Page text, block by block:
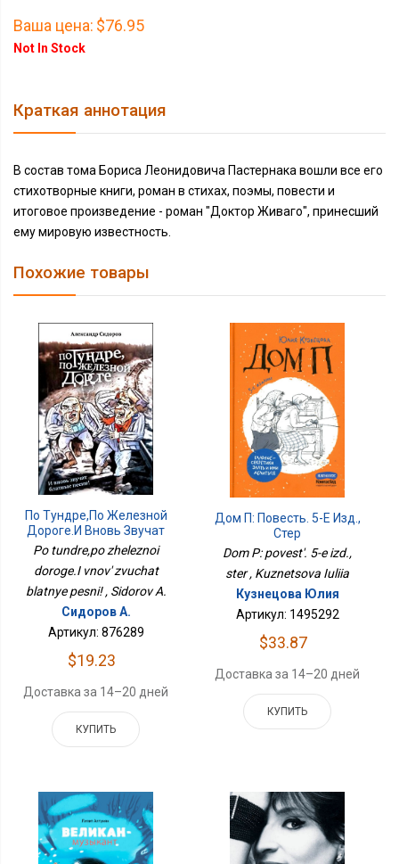
Ваша цена: $76.95
Not In Stock
Краткая аннотация
В состав тома Бориса Леонидовича Пастернака вошли все его
стихотворные книги, роман в стихах, поэмы, повести и
итоговое произведение - роман "Доктор Живаго", принесший
ему мировую известность.
Похожие товары
По Тундре,по Железной
Дороге.И Вновь Звучат
Блатные Песни!
Po tundre,po zheleznoi
doroge.I vnov' zvuchat
blatnye pesni! , Sidorov A.
Сидоров А.
Артикул: 876289
$19.23
Доставка за 14–20 дней
КУПИТЬ
Дом П: Повесть. 5-Е Изд.,
Стер
Dom P: povest'. 5-e izd.,
ster , Kuznetsova Iuliia
Кузнецова Юлия
Артикул: 1495292
$33.87
Доставка за 14–20 дней
КУПИТЬ